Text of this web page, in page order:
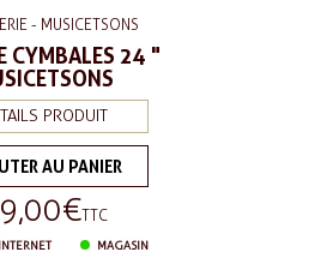
- MUSICETSONS
CYMBALES 24 "
PRODUIT
AU PANIER
€TTC
MAGASIN